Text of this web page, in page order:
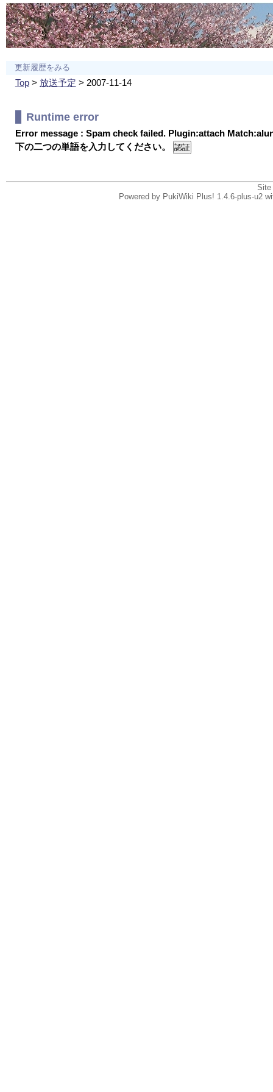
更新履歴をみる
Top> 放送予定 > 2007-11-14
Runtime error
Error message : Spam check failed. Plugin:attach
下の二つの単語を入力してください。
Powered by PukiWiki Plus! 1.4.6-plus-u2